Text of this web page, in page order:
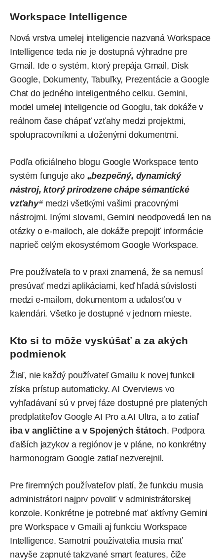
Workspace Intelligence
Nová vrstva umelej inteligencie nazvaná Workspace
Intelligence teda nie je dostupná výhradne pre
Gmail. Ide o systém, ktorý prepája Gmail, Disk
Google, Dokumenty, Tabuľky, Prezentácie a Google
Chat do jedného inteligentného celku. Gemini,
model umelej inteligencie od Googlu, tak dokáže v
reálnom čase chápať vzťahy medzi projektmi,
spolupracovníkmi a uloženými dokumentmi.
Podľa oficiálneho blogu Google Workspace tento
systém funguje ako „bezpečný, dynamický
nástroj, ktorý prirodzene chápe sémantické
vzťahy“medzi všetkými vašimi pracovnými
nástrojmi. Inými slovami, Gemini neodpovedá len na
otázky o e-mailoch, ale dokáže prepojiť informácie
naprieč celým ekosystémom Google Workspace.
Pre používateľa to v praxi znamená, že sa nemusí
presúvať medzi aplikáciami, keď hľadá súvislosti
medzi e-mailom, dokumentom a udalosťou v
kalendári. Všetko je dostupné v jednom mieste.
Kto si to môže vyskúšať a za akých
podmienok
Žiaľ, nie každý používateľ Gmailu k novej funkcii
získa prístup automaticky. AI Overviews vo
vyhľadávaní sú v prvej fáze dostupné pre platených
predplatiteľov Google AI Pro a AI Ultra, a to zatiaľ
iba v angličtine a v Spojených štátoch. Podpora
ďalších jazykov a regiónov je v pláne, no konkrétny
harmonogram Google zatiaľ nezverejnil.
Pre firemných používateľov platí, že funkciu musia
administrátori najprv povoliť v administrátorskej
konzole. Konkrétne je potrebné mať aktívny Gemini
pre Workspace v Gmaili aj funkciu Workspace
Intelligence. Samotní používatelia musia mať
navyše zapnuté takzvané smart features, čiže